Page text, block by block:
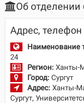
Об отделении
Адрес,
Наименование
24
Регион: Ханты-
Город: Сургут
Адрес: Ханты-
Сургут,